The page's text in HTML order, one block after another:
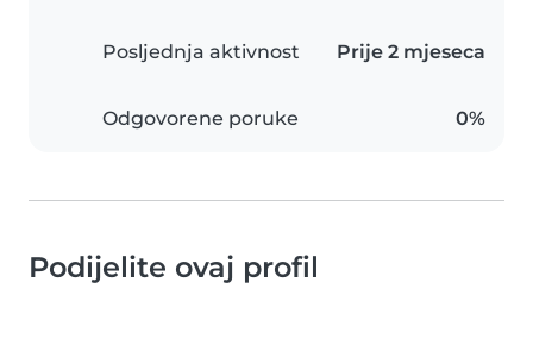
Posljednja aktivnost Prije 2 mjeseca
Odgovorene poruke 0%
Podijelite ovaj profil